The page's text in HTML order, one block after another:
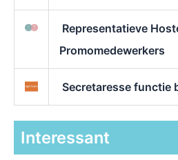
Representatieve
Promomedewerkers
Secretaresse functie
Interessant